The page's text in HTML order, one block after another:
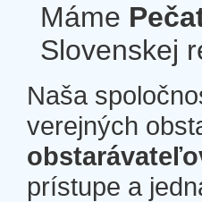
Máme
Slovenskej
Naša
verejných
prístupe a